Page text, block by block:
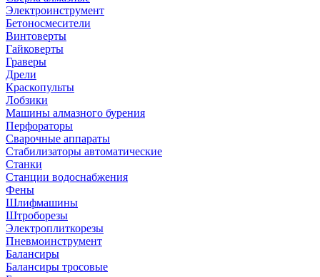
Электроинструмент
Бетоносмесители
Винтоверты
Гайковерты
Граверы
Дрели
Краскопульты
Лобзики
Машины алмазного бурения
Перфораторы
Сварочные аппараты
Стабилизаторы автоматические
Станки
Станции водоснабжения
Фены
Шлифмашины
Штроборезы
Электроплиткорезы
Пневмоинструмент
Балансиры
Балансиры тросовые